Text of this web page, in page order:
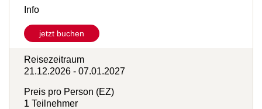
Info
jetzt buchen
Reisezeitraum
21.12.2026 - 07.01.2027
Preis pro Person (EZ)
1 Teilnehmer